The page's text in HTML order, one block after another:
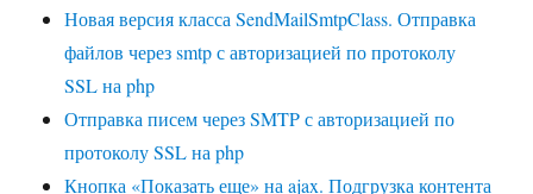
Новая версия класса SendMailSmtpClass. Отправка
файлов через smtp с авторизацией по протоколу
SSL на php
Отправка писем через SMTP с авторизацией по
протоколу SSL на php
Кнопка «Показать еще» на ajax. Подгрузка контента